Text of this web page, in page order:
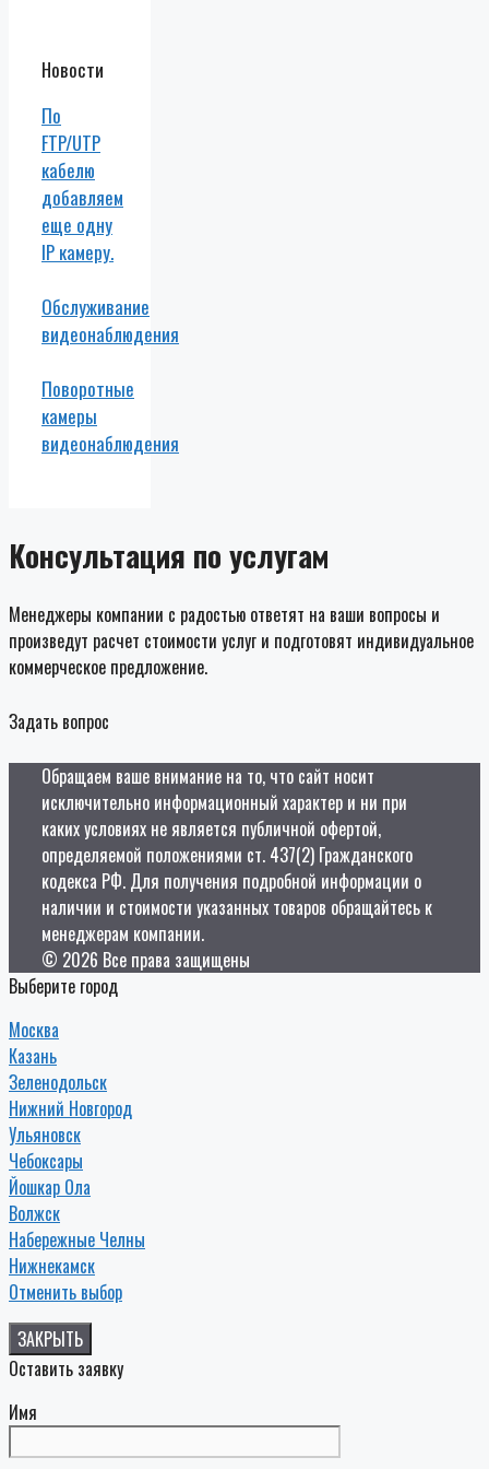
Новости
По
FTP/UTP
кабелю
добавляем
еще одну
IP камеру.
Обслуживание
видеонаблюдения
Поворотные
камеры
видеонаблюдения
Консультация по услугам
Менеджеры компании с радостью ответят на ваши вопросы и
произведут расчет стоимости услуг и подготовят индивидуальное
коммерческое предложение.
Задать вопрос
Обращаем ваше внимание на то, что сайт носит
исключительно информационный характер и ни при
каких условиях не является публичной офертой,
определяемой положениями ст. 437(2) Гражданского
кодекса РФ. Для получения подробной информации о
наличии и стоимости указанных товаров обращайтесь к
менеджерам компании.
© 2026 Все права защищены
Выберите город
Москва
Казань
Зеленодольск
Нижний Новгород
Ульяновск
Чебоксары
Йошкар Ола
Волжск
Набережные Челны
Нижнекамск
Отменить выбор
ЗАКРЫТЬ
Оставить заявку
Имя